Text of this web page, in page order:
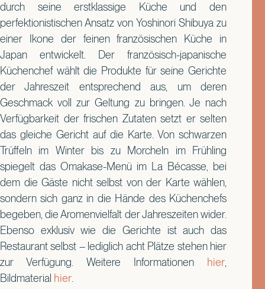
durch seine erstklassige Küche und den
perfektionistischen Ansatz von Yoshinori Shibuya zu
einer Ikone der feinen französischen Küche in
Japan entwickelt. Der französisch-japanische
Küchenchef wählt die Produkte für seine Gerichte
der Jahreszeit entsprechend aus, um deren
Geschmack voll zur Geltung zu bringen. Je nach
Verfügbarkeit der frischen Zutaten setzt er selten
das gleiche Gericht auf die Karte. Von schwarzen
Trüffeln im Winter bis zu Morcheln im Frühling
spiegelt das Omakase-Menü im La Bécasse, bei
dem die Gäste nicht selbst von der Karte wählen,
sondern sich ganz in die Hände des Küchenchefs
begeben, die Aromenvielfalt der Jahreszeiten wider.
Ebenso exklusiv wie die Gerichte ist auch das
Restaurant selbst – lediglich acht Plätze stehen hier
zur Verfügung. Weitere Informationen hier,
Bildmaterial hier.